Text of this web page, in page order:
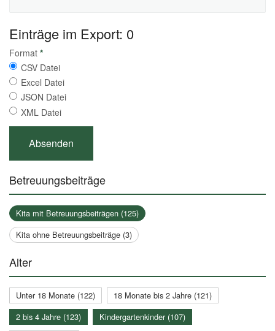
Einträge im Export: 0
Format *
CSV Datei
Excel Datei
JSON Datei
XML Datei
Betreuungsbeiträge
Kita mit Betreuungsbeiträgen (125)
Kita ohne Betreuungsbeiträge (3)
Alter
Unter 18 Monate (122)
18 Monate bis 2 Jahre (121)
2 bis 4 Jahre (123)
Kindergartenkinder (107)